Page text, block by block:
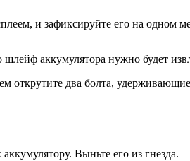
и зафиксируйте его на одном
аккумулятора нужно будет
открутите два болта,
Выньте его из гнезда.